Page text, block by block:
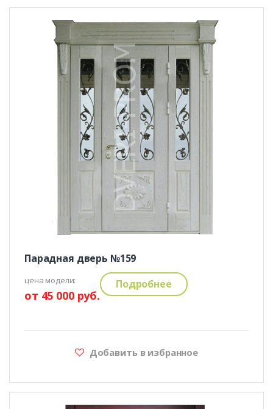
Парадная дверь №159
цена модели:
от 45 000 руб.
Подробнее
Добавить в избранное